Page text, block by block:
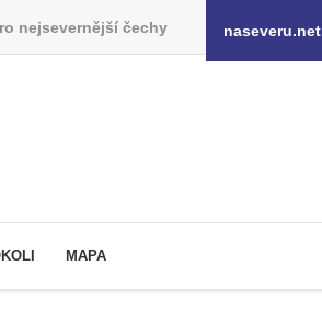
nejsevernější čechy naseveru.net
MAPA